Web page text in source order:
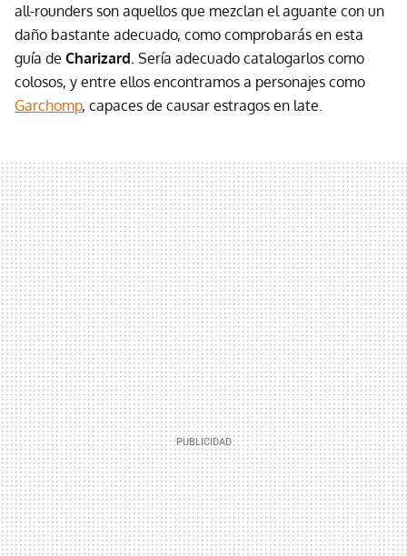
all-rounders son aquellos que mezclan el aguante con un
daño bastante adecuado, como comprobarás en esta
guía de Charizard . Sería adecuado catalogarlos como
colosos, y entre ellos encontramos a personajes como
Garchomp, capaces de causar estragos en late.